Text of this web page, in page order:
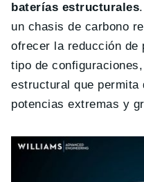
baterías estructurales
un chasis de carbono
ofrecer la reducción de
tipo de
estructural que
potencias extremas y